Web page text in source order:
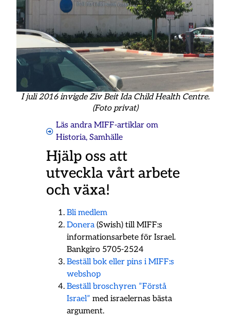
I juli 2016 invigde Ziv Beit Ida Child Health Centre.
(Foto privat)
Läs andra MIFF-artiklar om
Historia, Samhälle
Hjälp oss att
utveckla vårt arbete
och växa!
Bli medlem
Donera(Swish) till MIFF:s
informationsarbete för Israel.
Bankgiro 5705-2524
Beställ bok eller pins i MIFF:s
webshop
Beställ broschyren ”Förstå
Israel” med israelernas bästa
argument.